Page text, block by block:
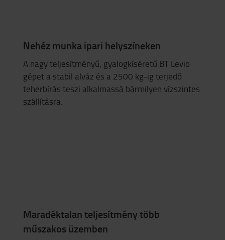
Nehéz munka ipari helyszíneken
A nagy teljesítményű, gyalogkíséretű BT Levio
gépet a stabil alváz és a 2500 kg-ig terjedő
teherbírás teszi alkalmassá bármilyen vízszintes
szállításra.
Maradéktalan teljesítmény több
műszakos üzemben